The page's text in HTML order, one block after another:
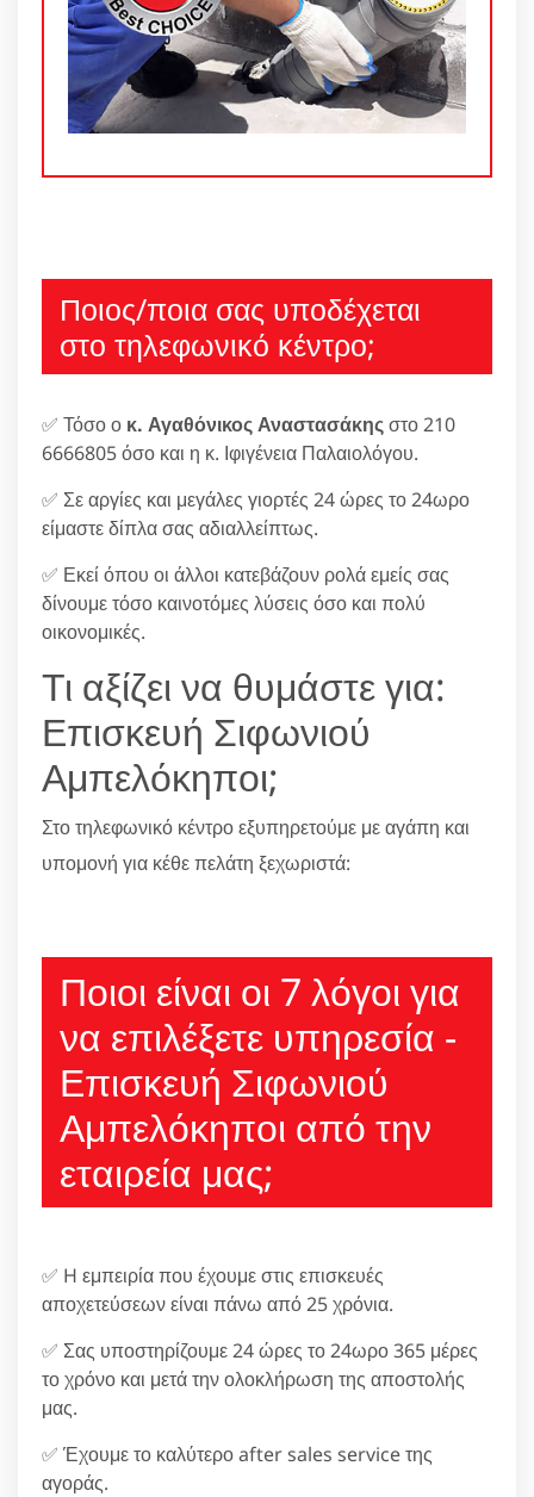
Ποιος/ποια σας υποδέχεται
στο τηλεφωνικό κέντρο;
✅ Τόσο ο κ. Αγαθόνικος Αναστασάκηςστο 210
6666805 όσο και η κ. Ιφιγένεια Παλαιολόγου.
✅ Σε αργίες και μεγάλες γιορτές 24 ώρες το 24ωρο
είμαστε δίπλα σας αδιαλλείπτως.
✅ Εκεί όπου οι άλλοι κατεβάζουν ρολά εμείς σας
δίνουμε τόσο καινοτόμες λύσεις όσο και πολύ
οικονομικές.
Τι αξίζει να θυμάστε για:
Επισκευή Σιφωνιού
Αμπελόκηποι;
Στο τηλεφωνικό κέντρο εξυπηρετούμε με αγάπη και
υπομονή για κέθε πελάτη ξεχωριστά:
Ποιοι είναι οι 7 λόγοι για
να επιλέξετε υπηρεσία -
Επισκευή Σιφωνιού
Αμπελόκηποι από την
εταιρεία μας;
✅ H εμπειρία που έχουμε στις επισκευές
αποχετεύσεων είναι πάνω από 25 χρόνια.
✅ Σας υποστηρίζουμε 24 ώρες το 24ωρο 365 μέρες
το χρόνο και μετά την ολοκλήρωση της αποστολής
μας.
✅ Έχουμε το καλύτερο after sales service της
αγοράς.